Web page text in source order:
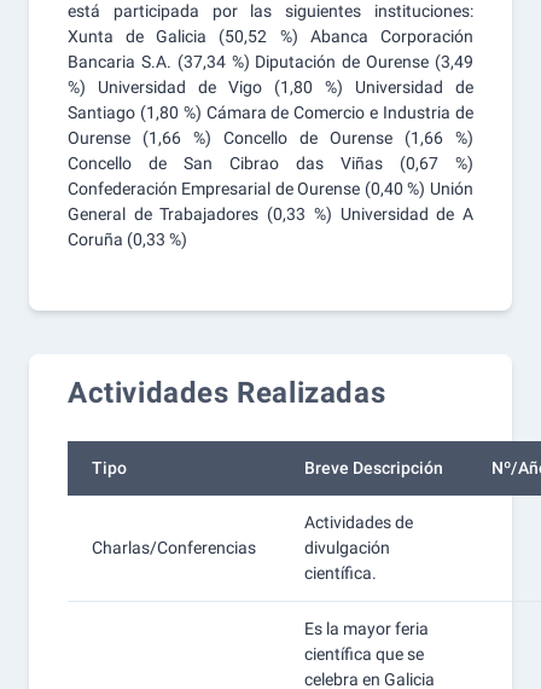
está participada por las siguientes instituciones:
Xunta de Galicia (50,52 %) Abanca Corporación
Bancaria S.A. (37,34 %) Diputación de Ourense (3,49
%) Universidad de Vigo (1,80 %) Universidad de
Santiago (1,80 %) Cámara de Comercio e Industria de
Ourense (1,66 %) Concello de Ourense (1,66 %)
Concello de San Cibrao das Viñas (0,67 %)
Confederación Empresarial de Ourense (0,40 %) Unión
General de Trabajadores (0,33 %) Universidad de A
Coruña (0,33 %)
Actividades Realizadas
Tipo Breve Descripción Nº/
Charlas/Conferencias
Actividades de
divulgación
científica.
Es la mayor feria
científica que se
celebra en Galicia